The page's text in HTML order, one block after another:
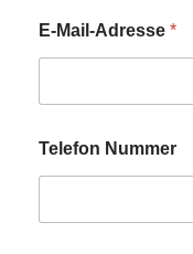
E-Mail-Adresse *
Telefon Nummer